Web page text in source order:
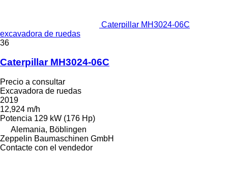
Caterpillar MH3024-06C
excavadora de ruedas
36
Caterpillar MH3024-06C
Precio a consultar
Excavadora de ruedas
2019
12,924 m/h
Potencia 129 kW (176 Hp)
Alemania, Böblingen
Zeppelin Baumaschinen GmbH
Contacte con el vendedor